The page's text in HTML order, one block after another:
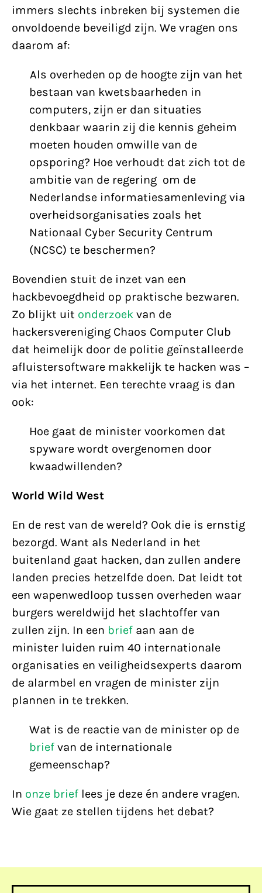
immers slechts inbreken bij systemen die
onvoldoende beveiligd zijn. We vragen ons
daarom af:
Als overheden op de hoogte zijn van het
bestaan van kwetsbaarheden in
computers, zijn er dan situaties
denkbaar waarin zij die kennis geheim
moeten houden omwille van de
opsporing? Hoe verhoudt dat zich tot de
ambitie van de regering om de
Nederlandse informatiesamenleving via
overheidsorganisaties zoals het
Nationaal Cyber Security Centrum
(NCSC) te beschermen?
Bovendien stuit de inzet van een
hackbevoegdheid op praktische bezwaren.
Zo blijkt uit onderzoek van de
hackersvereniging Chaos Computer Club
dat heimelijk door de politie geïnstalleerde
afluistersoftware makkelijk te hacken was –
via het internet. Een terechte vraag is dan
ook:
Hoe gaat de minister voorkomen dat
spyware wordt overgenomen door
kwaadwillenden?
World Wild West
En de rest van de wereld? Ook die is ernstig
bezorgd. Want als Nederland in het
buitenland gaat hacken, dan zullen andere
landen precies hetzelfde doen. Dat leidt tot
een wapenwedloop tussen overheden waar
burgers wereldwijd het slachtoffer van
zullen zijn. In een brief aan aan de
minister luiden ruim 40 internationale
organisaties en veiligheidsexperts daarom
de alarmbel en vragen de minister zijn
plannen in te trekken.
Wat is de reactie van de minister op de
brief van de internationale
gemeenschap?
In onze brief lees je deze én andere vragen.
Wie gaat ze stellen tijdens het debat?